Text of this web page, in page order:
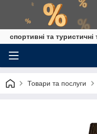
спортивні та туристичні
Товари та послуги